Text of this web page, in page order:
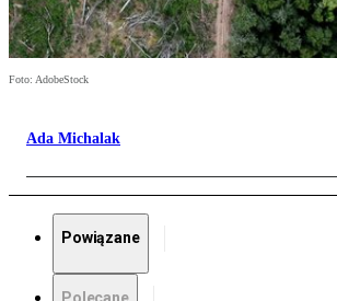
Foto: AdobeStock
Ada Michalak
Powiązane